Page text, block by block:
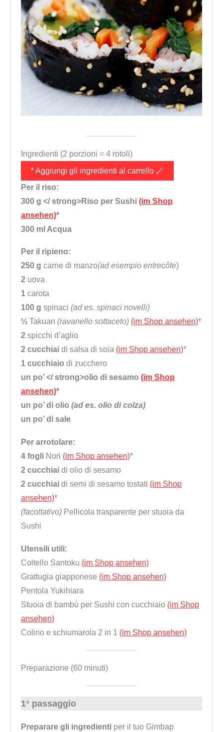
Ingredienti (2 porzioni = 4 rotoli)
* Aggiungi gli ingredienti al carrello 🪄
Per il riso:
300 g </ strong>Riso per Sushi (im Shop
ansehen)*
300 ml Acqua
Per il ripieno:
250 g carne di manzo(ad esempio entrecôte)
2 uova
1 carota
100 g spinaci (ad es. spinaci novelli)
½ Takuan (ravanello sottaceto) (im Shop ansehen)*
2 spicchi d’aglio
2 cucchiai di salsa di soia (im Shop ansehen)*
1 cucchiaio di zucchero
un po’ </ strong>olio di sesamo (im Shop
ansehen)*
un po’di olio (ad es. olio di colza)
un po’di sale
Per arrotolare:
4 fogli Nori (im Shop ansehen)*
2 cucchiai di olio di sesamo
2 cucchiai di semi di sesamo tostati (im Shop
ansehen)*
(facoltativo) Pellicola trasparente per stuoia da
Sushi
Utensili utili:
Coltello Santoku (im Shop ansehen)
Grattugia giapponese (im Shop ansehen)
Pentola Yukihiara
Stuoia di bambù per Sushi con cucchiaio (im Shop
ansehen)
Colino e schiumarola 2 in 1 (im Shop ansehen)
Preparazione (60 minuti)
1° passaggio
Preparare gli ingredienti per il tuo Gimbap